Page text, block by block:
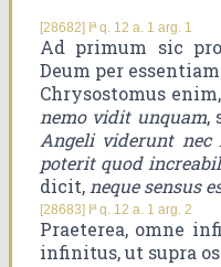
[28682] Iª q. 12 a. 1 arg. 1
Ad primum sic
Deum per
Chrysostomus
nemo vidit unquam,
Angeli viderunt nec
poterit quod
dicit, neque sensus
[28683] Iª q. 12 a. 1 arg. 2
Praeterea, omne
infinitus, ut supra